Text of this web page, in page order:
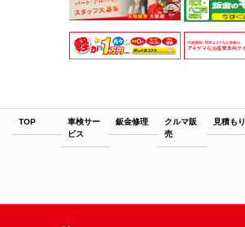
TOP
車検サー
ビス
鈑金修理
クルマ販
売
見積もり